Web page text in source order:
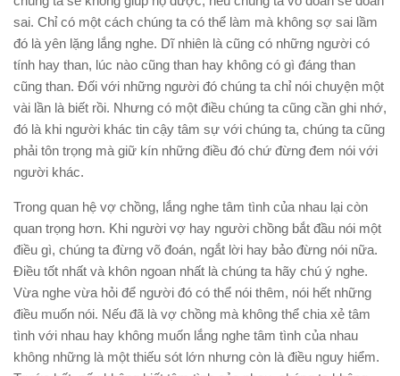
sai. Chỉ có một cách chúng ta có thể làm mà không sợ sai lầm
đó là yên lặng lắng nghe. Dĩ nhiên là cũng có những người có
tính hay than, lúc nào cũng than hay không có gì đáng than
cũng than. Đối với những người đó chúng ta chỉ nói chuyện một
vài lần là biết rồi. Nhưng có một điều chúng ta cũng cần ghi nhớ,
đó là khi người khác tin cậy tâm sự với chúng ta, chúng ta cũng
phải tôn trọng mà giữ kín những điều đó chứ đừng đem nói với
người khác.
Trong quan hệ vợ chồng, lắng nghe tâm tình của nhau lại còn
quan trọng hơn. Khi người vợ hay người chồng bắt đầu nói một
điều gì, chúng ta đừng võ đoán, ngắt lời hay bảo đừng nói nữa.
Điều tốt nhất và khôn ngoan nhất là chúng ta hãy chú ý nghe.
Vừa nghe vừa hỏi để người đó có thể nói thêm, nói hết những
điều muốn nói. Nếu đã là vợ chồng mà không thể chia xẻ tâm
tình với nhau hay không muốn lắng nghe tâm tình của nhau
không những là một thiếu sót lớn nhưng còn là điều nguy hiểm.